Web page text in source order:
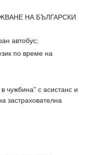
НА БЪЛГАРСКИ
автобус;
по време на
чужбина" с асистанс и
застрахователна